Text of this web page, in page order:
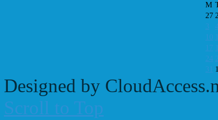
M
27
3
10
17
24
31
Designed by
Scroll to Top